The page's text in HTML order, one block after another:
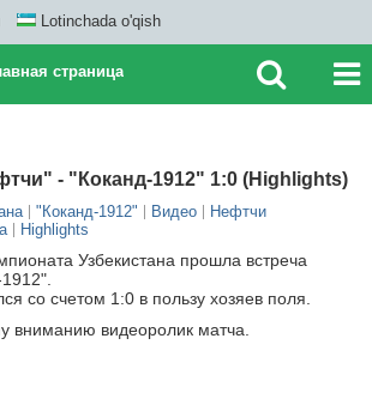
Lotinchada o'qish
страница
- "Коканд-1912" 1:0 (Highlights)
"Коканд-1912" Видео
Нефтчи
Highlights
Узбекистана прошла встреча
со счетом 1:0 в пользу хозяев поля.
вниманию видеоролик матча.